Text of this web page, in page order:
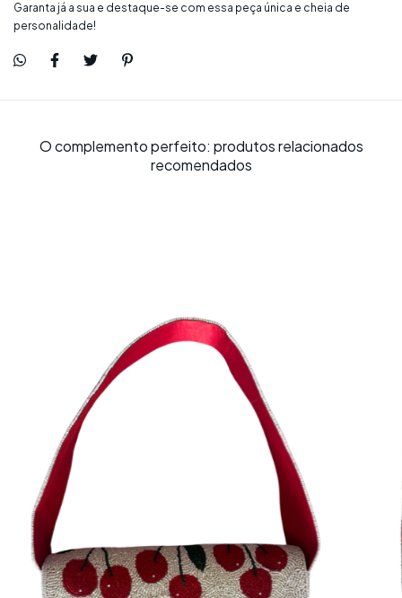
Garanta já a sua e destaque-se com essa peça única e cheia de
personalidade!
O complemento perfeito: produtos relacionados
recomendados